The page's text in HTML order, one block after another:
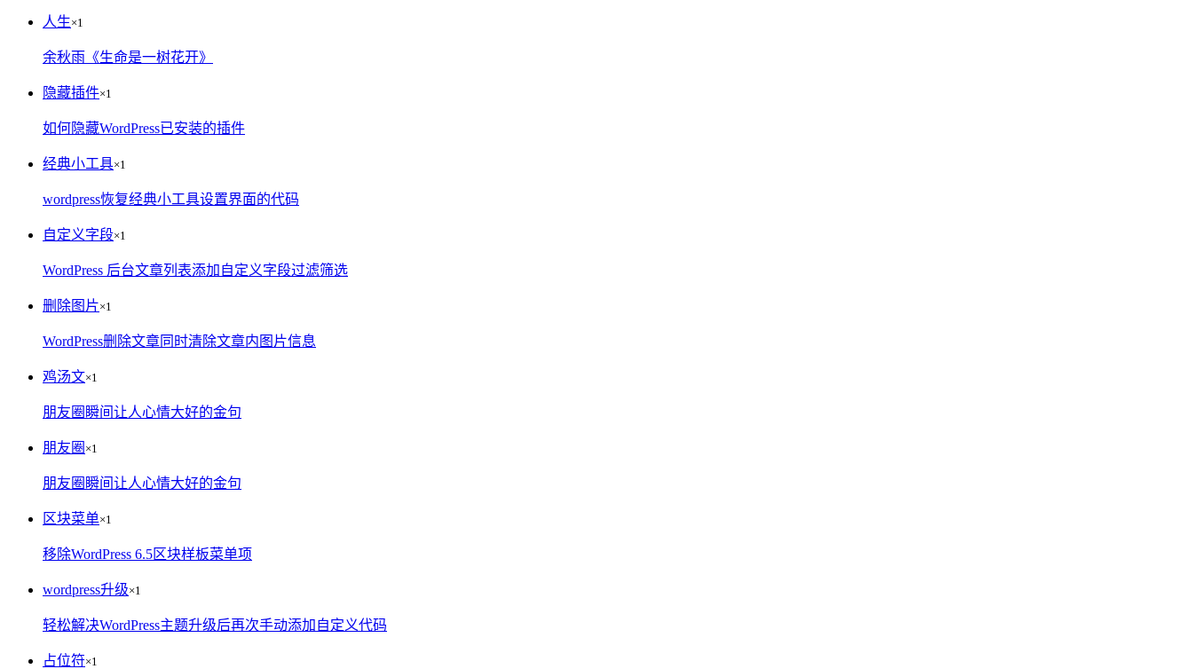
人生×1
余秋雨《生命是一树花开》
隐藏插件×1
如何隐藏WordPress已安装的插件
经典小工具×1
wordpress恢复经典小工具设置界面的代码
自定义字段×1
WordPress 后台文章列表添加自定义字段过滤筛选
删除图片×1
WordPress删除文章同时清除文章内图片信息
鸡汤文×1
朋友圈瞬间让人心情大好的金句
朋友圈 ×1
朋友圈瞬间让人心情大好的金句
区块菜单×1
移除WordPress 6.5区块样板菜单项
wordpress升级×1
轻松解决WordPress主题升级后再次手动添加自定义代码
占位符×1